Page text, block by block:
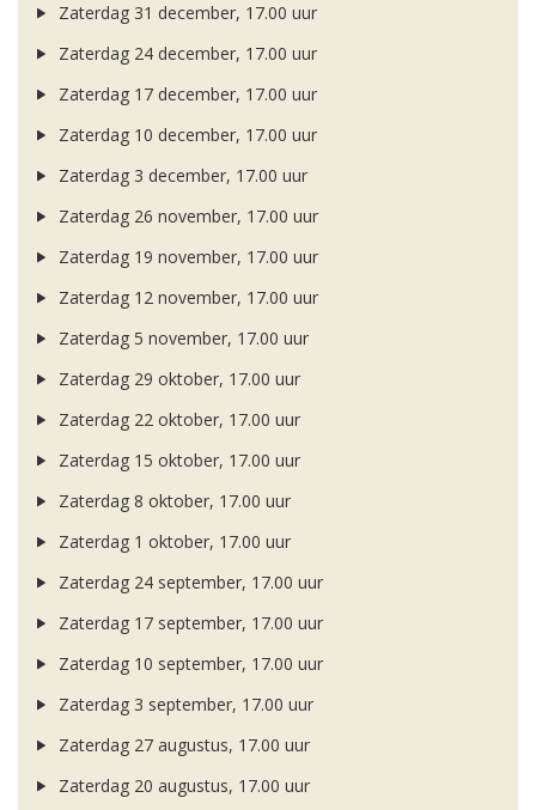
Zaterdag 31 december, 17.00 uur
Zaterdag 24 december, 17.00 uur
Zaterdag 17 december, 17.00 uur
Zaterdag 10 december, 17.00 uur
Zaterdag 3 december, 17.00 uur
Zaterdag 26 november, 17.00 uur
Zaterdag 19 november, 17.00 uur
Zaterdag 12 november, 17.00 uur
Zaterdag 5 november, 17.00 uur
Zaterdag 29 oktober, 17.00 uur
Zaterdag 22 oktober, 17.00 uur
Zaterdag 15 oktober, 17.00 uur
Zaterdag 8 oktober, 17.00 uur
Zaterdag 1 oktober, 17.00 uur
Zaterdag 24 september, 17.00 uur
Zaterdag 17 september, 17.00 uur
Zaterdag 10 september, 17.00 uur
Zaterdag 3 september, 17.00 uur
Zaterdag 27 augustus, 17.00 uur
Zaterdag 20 augustus, 17.00 uur